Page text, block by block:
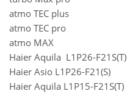
atmo TEC plus
atmo TEC pro
atmo MAX
Haier Aquila L1P26-F21S(Т)
Haier Asio L1P26-F21(S)
Haier Aquila L1P15-F21S(T)